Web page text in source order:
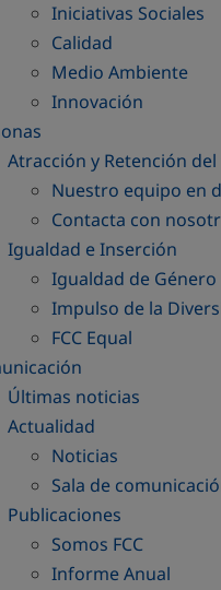
Iniciativas Sociales
Calidad
Medio Ambiente
Innovación
Atracción y Retención
Nuestro equipo en
Contacta con
Igualdad e Inserción
Igualdad de Género
Impulso de la
FCC Equal
Últimas noticias
Actualidad
Noticias
Sala de
Publicaciones
Somos FCC
Informe Anual